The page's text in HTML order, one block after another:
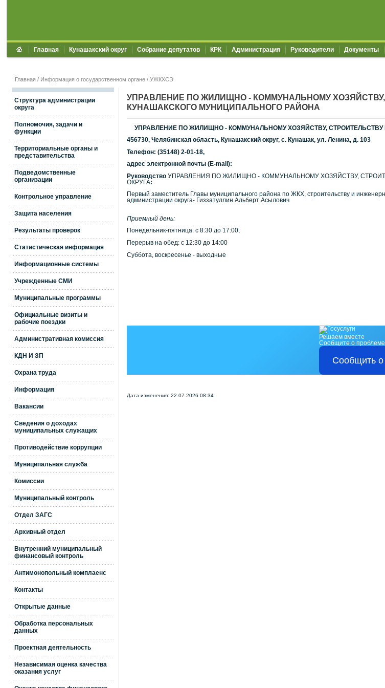
Главная Кунашакский округ Собрание депутатов КРК Администрация Руководители Документы
Главная / Информация о государственном органе / УЖКХСЭ
Структура администрации
округа
Полномочия, задачи и
функции
Территориальные органы и
представительства
Подведомственные
организации
Контрольное управление
Защита населения
Результаты проверок
Статистическая информация
Информационные системы
Учрежденные СМИ
Муниципальные программы
Официальные визиты и
рабочие поездки
Административная комиссия
КДН И ЗП
Охрана труда
Информация
Вакансии
Сведения о доходах
муниципальных служащих
Противодействие коррупции
Муниципальная служба
Комиссии
Муниципальный контроль
Отдел ЗАГС
Архивный отдел
Внутренний муниципальный
финансовый контроль
Антимонопольный комплаенс
Контакты
Открытые данные
Обработка персональных
данных
Проектная деятельность
Независимая оценка качества
оказания услуг
УПРАВЛЕНИЕ ПО ЖИЛИЩНО - КОММУНАЛЬНОМУ
КУНАШАКСКОГО МУНИЦИПАЛЬНОГО РАЙОНА
УПРАВЛЕНИЕ ПО ЖИЛИЩНО - КОММУНАЛЬНОМУ ХОЗЯЙСТВУ,
456730, Челябинская область, Кунашакский округ, с. Кунашак, ул. Ленина, д. 103
Телефон: (35148) 2-01-18,
адрес электронной почты (E-mail):
Руководство УПРАВЛЕНИЯ ПО ЖИЛИЩНО - КОММУНАЛЬНОМУ ХОЗЯЙСТВУ,
ОКРУГА:
Первый заместитель Главы муниципального района по ЖКХ, строительству и
администрации округа- Гиззатуллин Альберт Асылович
Приемный день:
Понедельник-пятница: с 8:30 до 17:00,
Перерыв на обед: с 12:30 до 14:00
Суббота, воскресенье - выходные
Решаем вместе
Сообщите о проблеме
Сообщить
Дата изменения: 22.07.2026 08:34